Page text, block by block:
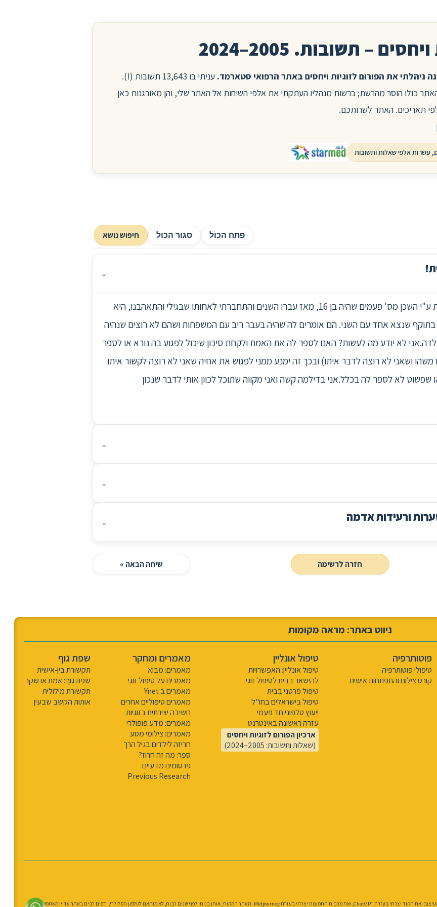
– תשובות. 2005–2024
עניתי בו 13,643 תשובות (!).
2025 האתר כולו הוסר מהרשת; ברשות מנהליו העתקתי את אלפי השיחות אל האתר שלי, והן מאורגנות כאן
תאריכים. האתר לשרותכם.
פתח הכול סגור הכול חיפוש נושא
⌄
דר' שלום,כשהייתי קטן בן 8 הוטרדתי מינית ע"י השכן מס' פעמים שהיה בן 16, מאז עברו השנים והתחברתי לאחותו שבגילי והתאהבנו, היא
שנצא אחד עם השני. הם אומרים לה שהיה בעבר ריב עם המשפחות ושהם לא רוצים שנהיה
לא יודע מה לעשות? האם לספר לה את האמת ולקחת סיכון שיכול לפגוע בה נורא או לספר
ושאני לא רוצה לדבר איתו) ובכך זה ימנע ממני לפגוש את אחיה שאני לא רוצה לקשור איתו
לא לספר לה בכלל.אני בדילמה קשה ואני מקווה שתוכל לכוון אותי לדבר שנכון
⌄
⌄
ורעידות אדמה ⌄
חזרה לרשימה שיחה הבאה »
ניווט באתר: מראה מקומות
פוטותרפיה
טיפולי פוטותרפיה
קורס צילום והתפתחות אישית
טיפול אונליין
טיפול אונליין: האפשרויות
להישאר בבית לטיפול זוגי
טיפול פרטני בבית
טיפול בישראלים בחו"ל
ייעוץ טלפוני חד פעמי
עזרה ראשונה באינטרנט
ארכיון הפורום לזוגיות ויחסים
(שאלות ותשובות: 2005–2024)
מאמרים ומחקר
מאמרים: מבוא
מאמרים על טיפול זוגי
מאמרים ב Ynet
מאמרים טיפוליים אחרים
חשיבה יצירתית בזוגיות
מאמרים: מדע פופולרי
מאמרים: צילומי מסע
חריזה לילדים בגיל הרך
ספר: מה זה חרוז?
פרסומים מדעיים
Previous Research
שפת גוף
תקשורת בין-אישית
שפת גוף: אמת או שקר
תקשורת מילולית
אותות הקשב שבעין
את האתר אני בונה מחדש כתחביב בזמני הפנוי. לצורך זה נעזרתי רבות בבינה המלאכותית. את העיצוב ואת הקוד יצרתי בעזרת ChatGPT, ואת מרבית התמונות יצרתי בעזרת Midjourney. האתר המקורי, אותו בניתי לפני שנים רבות, לא מותאם לטלפון הסלולרי, ודפים רבים באתר עדיין משתמשים